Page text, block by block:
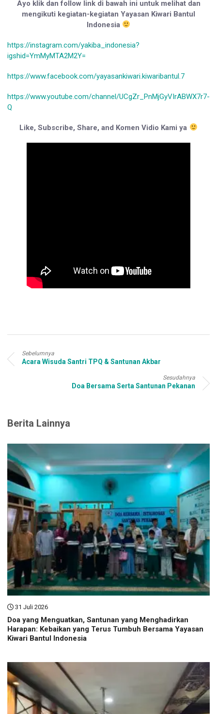
Ayo klik dan follow link di bawah ini untuk melihat dan
mengikuti kegiatan-kegiatan Yayasan Kiwari Bantul
Indonesia
https://instagram.com/yakiba_indonesia?
igshid=YmMyMTA2M2Y=
https://www.facebook.com/yayasankiwari.kiwaribantul.7
https://www.youtube.com/channel/UCgZr_PnMjGyVIrABWX7r7-
Q
Like, Subscribe, Share, and Komen Vidio Kami ya
Sebelumnya
Acara Wisuda Santri TPQ & Santunan Akbar
Sesudahnya
Doa Bersama Serta Santunan Pekanan
Berita Lainnya
31 Juli 2026
Doa yang Menguatkan, Santunan yang Menghadirkan
Harapan: Kebaikan yang Terus Tumbuh Bersama Yayasan
Kiwari Bantul Indonesia